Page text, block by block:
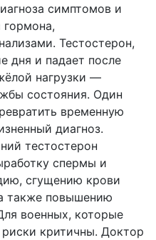
симптомов и
гормона,
Тестостерон,
дня и падает после
нагрузки —
состояния. Один
временную
диагноз.
тестостерон
спермы и
сгущению крови
также повышению
военных, которые
критичны. Доктор